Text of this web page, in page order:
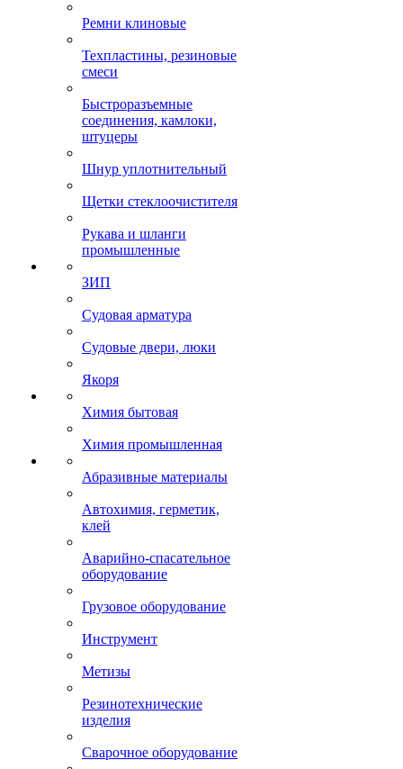
Ремни клиновые
Техпластины, резиновые
смеси
Быстроразъемные
соединения, камлоки,
штуцеры
Шнур уплотнительный
Щетки стеклоочистителя
Рукава и шланги
промышленные
ЗИП
Судовая арматура
Судовые двери, люки
Якоря
Химия бытовая
Химия промышленная
Абразивные материалы
Автохимия, герметик,
клей
Аварийно-спасательное
оборудование
Грузовое оборудование
Инструмент
Метизы
Резинотехнические
изделия
Сварочное оборудование